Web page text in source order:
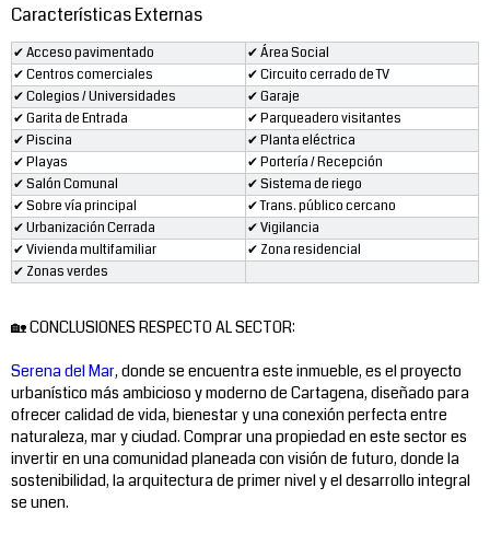
Características Externas
✔ Acceso pavimentado
✔ Área Social
✔ Centros comerciales
✔ Circuito cerrado de TV
✔ Colegios / Universidades
✔ Garaje
✔ Garita de Entrada
✔ Parqueadero visitantes
✔ Piscina
✔ Planta eléctrica
✔ Playas
✔ Portería / Recepción
✔ Salón Comunal
✔ Sistema de riego
✔ Sobre vía principal
✔ Trans. público cercano
✔ Urbanización Cerrada
✔ Vigilancia
✔ Vivienda multifamiliar
✔ Zona residencial
✔ Zonas verdes
🏡 CONCLUSIONES RESPECTO AL SECTOR:
Serena del Mar, donde se encuentra este inmueble, es el proyecto
urbanístico más ambicioso y moderno de Cartagena, diseñado para
ofrecer calidad de vida, bienestar y una conexión perfecta entre
naturaleza, mar y ciudad. Comprar una propiedad en este sector es
invertir en una comunidad planeada con visión de futuro, donde la
sostenibilidad, la arquitectura de primer nivel y el desarrollo integral
se unen.